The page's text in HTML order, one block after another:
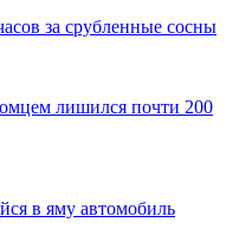
за срубленные сосны
лишился почти 200
в яму автомобиль